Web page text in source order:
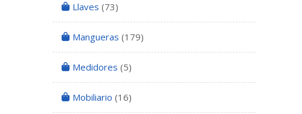
Llaves (73)
Mangueras (179)
Medidores (5)
Mobiliario (16)